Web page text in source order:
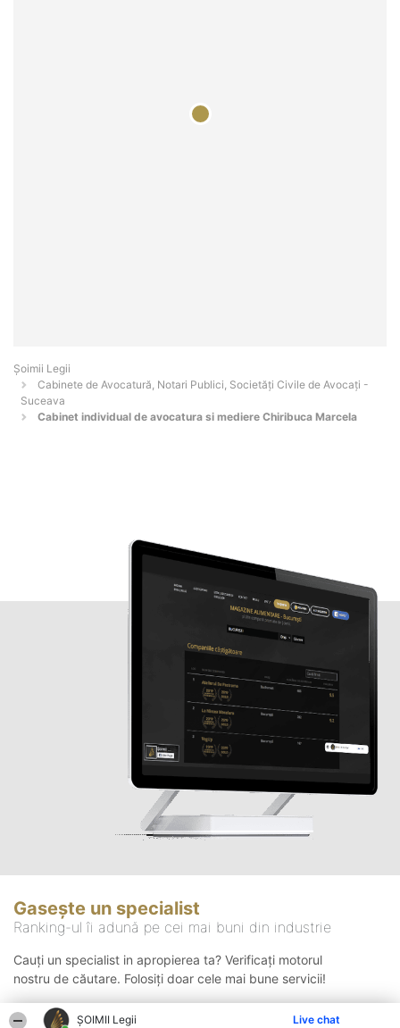
ȘOIMII Legii Live chat
Șoimii Legii
Cabinete de Avocatură, Notari Publici, Societăți Civile de Avocați -
Suceava
Cabinet individual de avocatura si mediere Chiribuca Marcela
Gasește un specialist
Ranking-ul îi adună pe cei mai buni din industrie
Cauți un specialist in apropierea ta? Verificați motorul
nostru de căutare. Folosiți doar cele mai bune servicii!